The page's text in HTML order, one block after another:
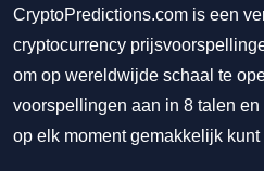
CryptoPredictions.com is een
cryptocurrency
om op wereldwijde schaal te
voorspellingen aan in 8 talen
op elk moment gemakkelijk